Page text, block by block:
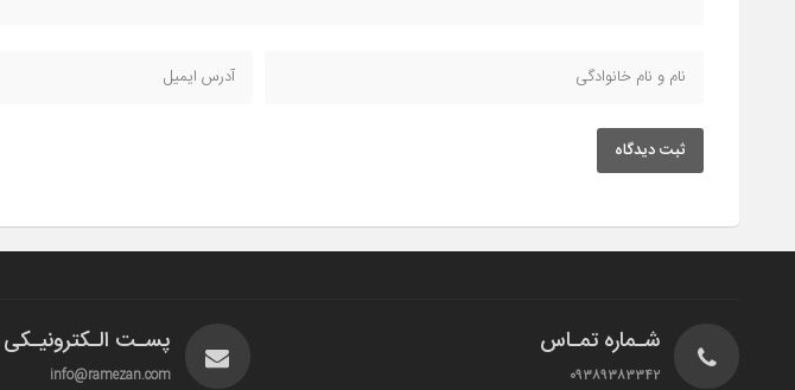
ثبت دیدگاه
شـماره تمـاس
۰۹۳۸۹۳۸۳۳۴۲
پسـت الـکترونیـکی
info@ramezan.com